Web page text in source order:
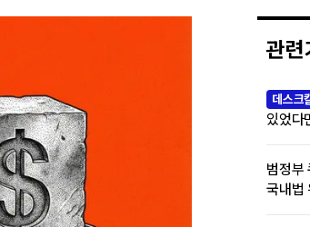
관련
데스크
있었다
범정부
국내법